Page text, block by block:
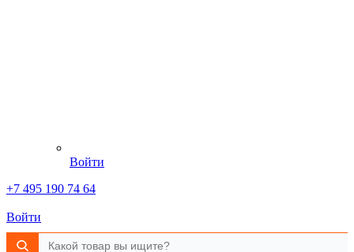
Войти
+7 495 190 74 64
Войти